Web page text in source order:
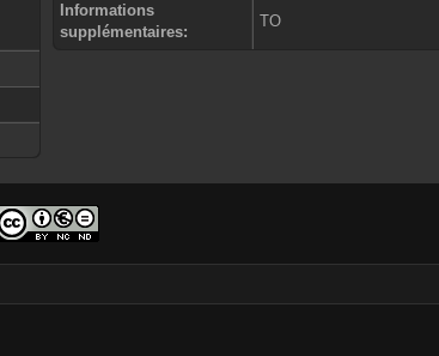
Informations
supplémentaires:
TO